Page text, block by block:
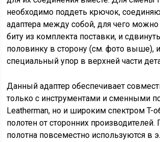
необходимо поддеть крючок,
адаптера между собой, для чего можно
биту из комплекта поставки, и
половинку в сторону (см. фото выше),
специальный упор в верхней части
Данный адаптер обеспечивает
только с инструментами и сменными
Leatherman, но и широким спектром T-
полотен от сторонних
полотна повсеместно используются в